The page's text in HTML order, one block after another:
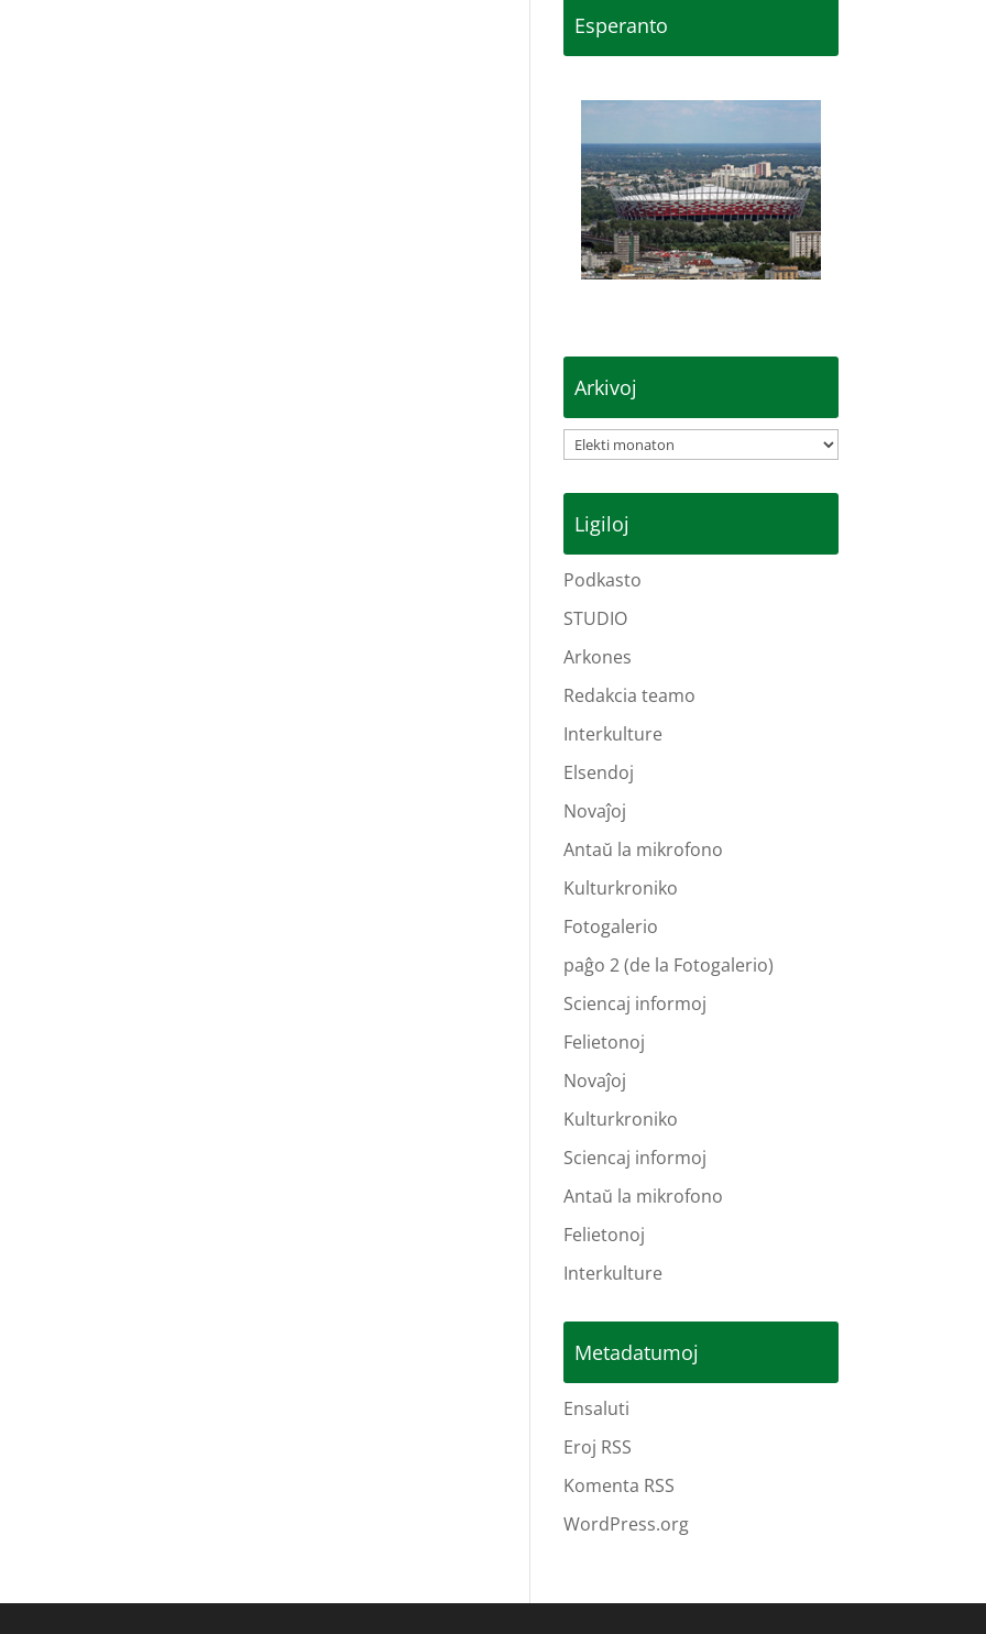
Esperanto
Arkivoj
Arkivoj
Ligiloj
Podkasto
STUDIO
Arkones
Redakcia teamo
Interkulture
Elsendoj
Novaĵoj
Antaŭ la mikrofono
Kulturkroniko
Fotogalerio
paĝo 2 (de la Fotogalerio)
Sciencaj informoj
Felietonoj
Novaĵoj
Kulturkroniko
Sciencaj informoj
Antaŭ la mikrofono
Felietonoj
Interkulture
Metadatumoj
Ensaluti
Eroj RSS
Komenta RSS
WordPress.org